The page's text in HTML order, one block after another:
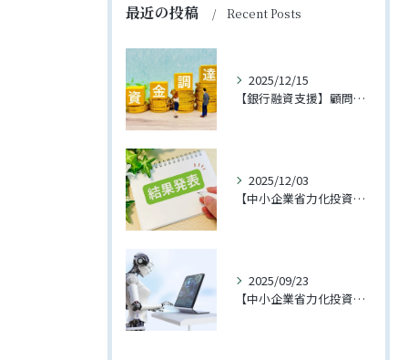
最近の投稿 Recent Posts
2025/12/15
【銀行融資支援】顧問先への融資が実行されました
2025/12/03
【中小企業省力化投資補助金（一般型）】第3回に支援先企業様が採択されました！
2025/09/23
【中小企業省力化投資補助金（一般型）】4回の公募が開始されました【2025年11月下旬締切予定】